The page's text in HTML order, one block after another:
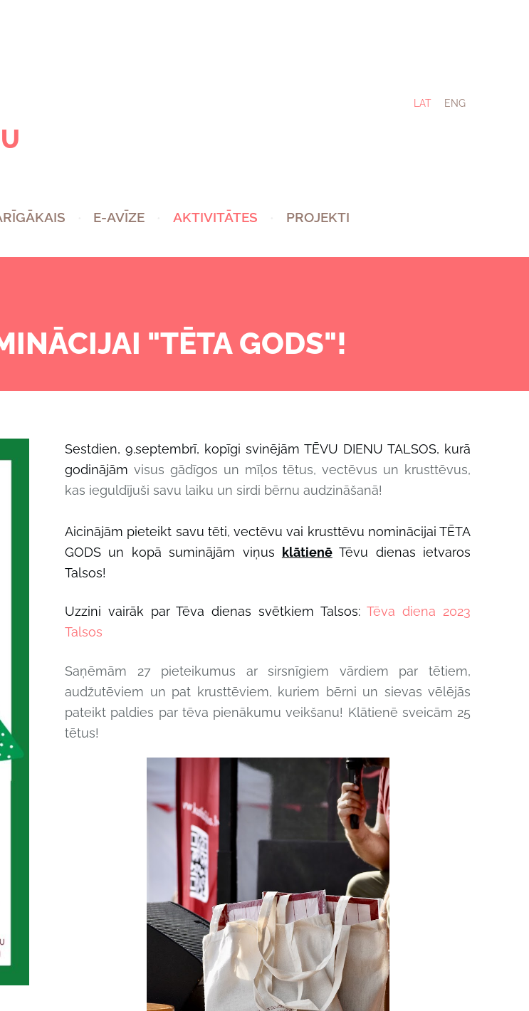
E-AVĪZE AKTIVITĀTES PROJEKTI
LAT ENG
"TĒTA GODS"!
Sestdien, 9.septembrī, kopīgi svinējām TĒVU DIENU TALSOS, kurā
godinājām visus gādīgos un mīļos tētus, vectēvus un krusttēvus,
kas ieguldījuši savu laiku un sirdi bērnu audzināšanā!
Aicinājām pieteikt savu tēti, vectēvu vai krusttēvu nominācijai TĒTA
GODS un kopā suminājām viņus klātienēTēvu dienas ietvaros
Talsos!
Uzzini vairāk par Tēva dienas svētkiem Talsos:Tēva diena 2023
Talsos
Saņēmām 27 pieteikumus ar sirsnīgiem vārdiem par tētiem,
audžutēviem un pat krusttēviem, kuriem bērni un sievas vēlējās
pateikt paldies par tēva pienākumu veikšanu! Klātienē sveicām 25
tētus!